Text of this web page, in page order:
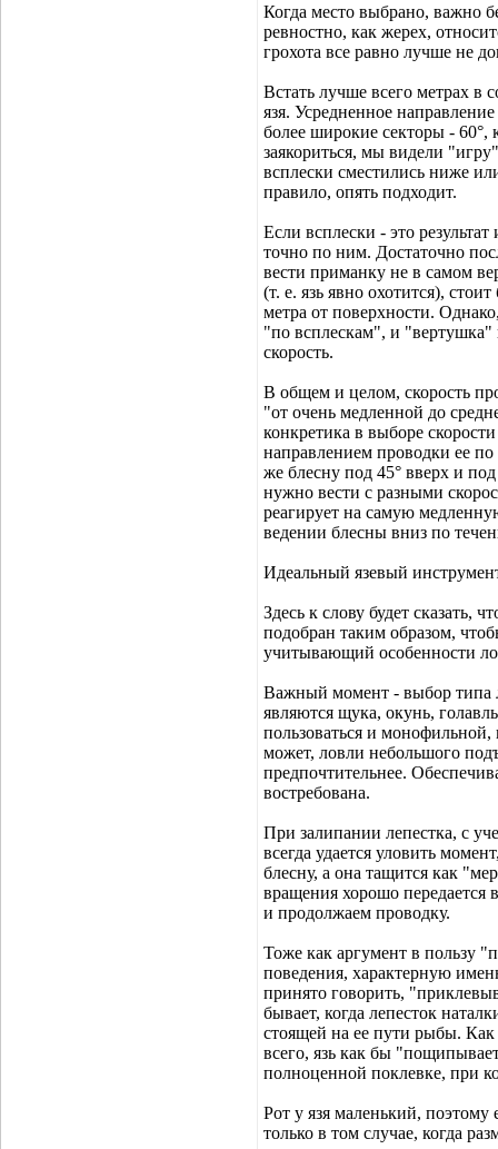
Когда место выбрано, важно
ревностно, как жерех,
грохота все равно лучше не
Встать лучше всего метрах в
язя. Усредненное
более широкие секторы -
заякориться, мы видели
всплески сместились ниже
правило, опять подходит.
Если всплески - это
точно по ним. Достаточно
вести приманку не в самом
(т. е. язь явно охотится),
метра от поверхности.
"по всплескам", и "вертушка"
скорость.
В общем и целом, скорость
"от очень медленной до
конкретика в выборе
направлением проводки ее
же блесну под 45° вверх и
нужно вести с разными
реагирует на самую
ведении блесны вниз по
Идеальный язевый
Здесь к слову будет сказать,
подобран таким образом,
учитывающий особенности
Важный момент - выбор типа
являются щука, окунь,
пользоваться и
может, ловли небольшого
предпочтительнее.
востребована.
При залипании лепестка, с
всегда удается уловить
блесну, а она тащится как
вращения хорошо передается
и продолжаем проводку.
Тоже как аргумент в пользу
поведения, характерную
принято говорить,
бывает, когда лепесток
стоящей на ее пути рыбы. Как
всего, язь как бы
полноценной поклевке, при
Рот у язя маленький, поэтому
только в том случае, когда